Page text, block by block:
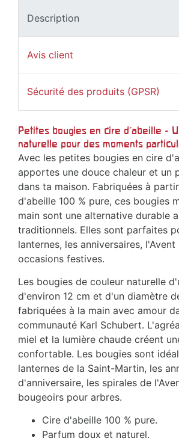
Description
Avis client
Sécurité des produits (GPSR)
Petites bougies en cire d'abeille -
naturelle pour des moments
Avec les petites bougies en cire
apportes une douce chaleur et un
dans ta maison. Fabriquées à
d'abeille 100 % pure, ces bougies
main sont une alternative durable
traditionnels. Elles sont parfaites
lanternes, les anniversaires,
occasions festives.
Les bougies de couleur naturelle
d'environ 12 cm et d'un diamètre
fabriquées à la main avec amour
communauté Karl Schubert.
miel et la lumière chaude créent
confortable. Les bougies sont
lanternes de la Saint-Martin, les
d'anniversaire, les spirales de
bougeoirs pour arbres.
Cire d'abeille 100 % pure.
Parfum doux et naturel.